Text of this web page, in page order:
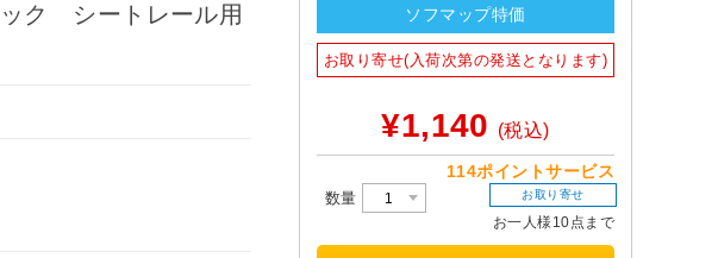
ク シートレール用
ソフマップ特価
お取り寄せ(入荷次第の発送となります)
¥1,140 (税込)
114ポイントサービス
数量 お取り寄せ
お一人様10点まで